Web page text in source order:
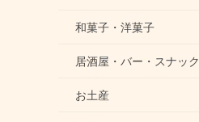
和菓子・洋菓子
居酒屋・バー・スナック
お土産